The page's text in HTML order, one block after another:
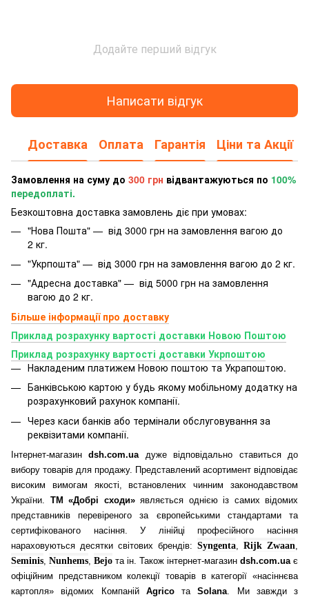
Додайте перший відгук
Написати відгук
Доставка Оплата Гарантія Ціни та Акції
Замовлення на суму до 300 грн відвантажуються по 100%
передоплаті.
Безкоштовна доставка замовлень діє при умовах:
"Нова Пошта" — від 3000 грн на замовлення вагою до
2 кг.
"Укрпошта" — від 3000 грн на замовлення вагою до 2 кг.
"Адресна доставка" — від 5000 грн на замовлення
вагою до 2 кг.
Більше інформації про доставку
Приклад розрахунку вартості доставки Новою Поштою
Приклад розрахунку вартості доставки Укрпоштою
Накладеним платижем Новою поштою та Украпоштою.
Банківською картою у будь якому мобільному додатку на
розрахунковий рахунок компанії.
Через каси банків або термінали обслуговування за
реквізитами компанії.
Інтернет-магазинdsh.com.ua дуже відповідально ставиться до
вибору товарів для продажу. Представлений асортимент відповідає
високим вимогам якості, встановлених чинним законодавством
України. ТМ «Добрі сходи»являється однією із самих відомих
представників перевіреного за європейськими стандартами та
сертифікованого насіння. У лінійці професійного насіння
нараховуються десятки світових брендів: Syngenta Rijk Zwaan
Seminis Nunhems Bejo та ін. Також інтернет-магазин dsh.com.ua є
офіційним представником колекції товарів в категорії «насіннєва
картопля» відомих Компаній AgricoтаSolana . Ми завжди з